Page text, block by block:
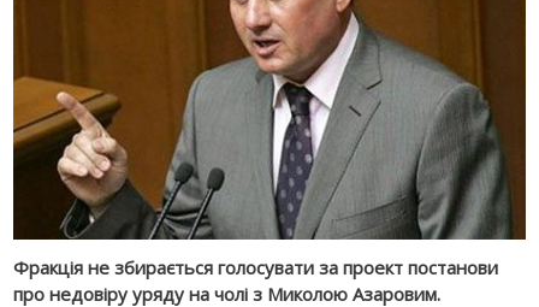
Фракція не збирається голосувати за проект постанови
про недовіру уряду на чолі з Миколою Азаровим.